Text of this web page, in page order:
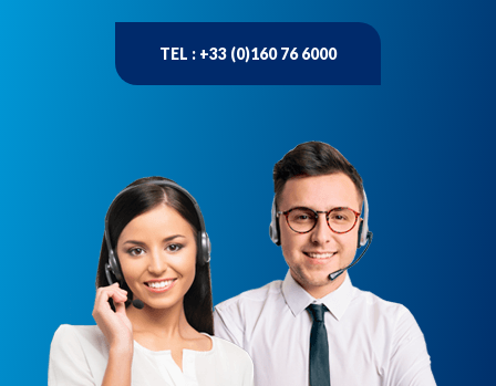
TEL : +33 (0)160 76 6000